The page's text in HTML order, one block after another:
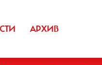
АРХИВ